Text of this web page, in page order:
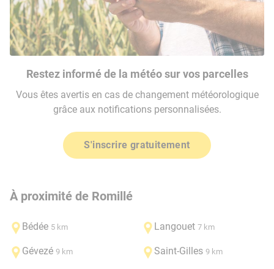
Restez informé de la météo sur vos parcelles
Vous êtes avertis en cas de changement météorologique
grâce aux notifications personnalisées.
S'inscrire gratuitement
À proximité de Romillé
Bédée 5 km Langouet 7 km
Gévezé 9 km Saint-Gilles 9 km